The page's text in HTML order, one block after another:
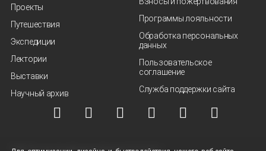
Проекты
Путешествия
Экспедиции
Лектории
Выставки
Научный архив
Программы лояльности
Обработка персональных
данных
Пользовательское
соглашение
Служба поддержки сайта
© ВОО "Русское географическое общество", 2013-2026 г.